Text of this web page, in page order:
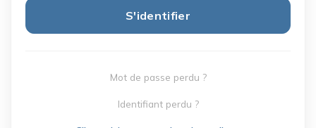
S'identifier
Mot de passe perdu ?
Identifiant perdu ?